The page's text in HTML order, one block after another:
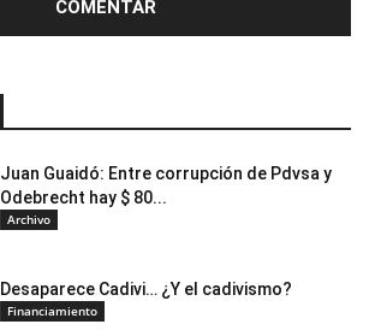
Juan Guaidó: Entre corrupción de Pdvsa y
Odebrecht hay $ 80...
Archivo
Desaparece Cadivi… ¿Y el cadivismo?
Financiamiento